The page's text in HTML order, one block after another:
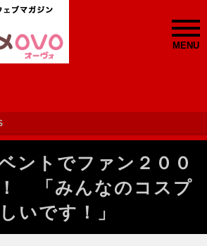
MENU
ントでファン２００
！ 「みんなのコスプ
いです！」